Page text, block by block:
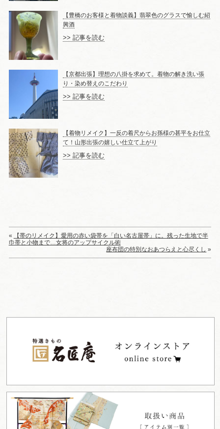
【豊橋のお客様と着物談義】翡翠色のグラスで愉しむ紹
興酒
>> 記事を読む
【京都出張】理想の八掛を求めて。着物の解き洗い張
り・染め替えのこだわり
>> 記事を読む
【着物リメイク】一反の着尺からお孫様の甚平をお仕立
て！山形出張の嬉しい仕立て上がり
>> 記事を読む
«
【帯のリメイク】愛用の赤い袋帯を「白い名古屋帯」に。残った生地で半
巾帯と小物まで…女将のアップサイクル術
座布団の特別なおあつらえと心尽くし »